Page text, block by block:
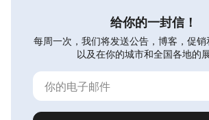
给你的一封信！
每周一次，我们将发送公告，博客，促销
以及在你的城市和全国各地的展